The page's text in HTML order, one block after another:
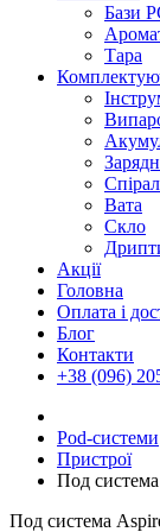
Бази
Тара
Вата
Скло
Акції
Головна
Оплата і
Блог
Контакти
+38 (096)
Pod-системи
Пристрої
Под
Под система